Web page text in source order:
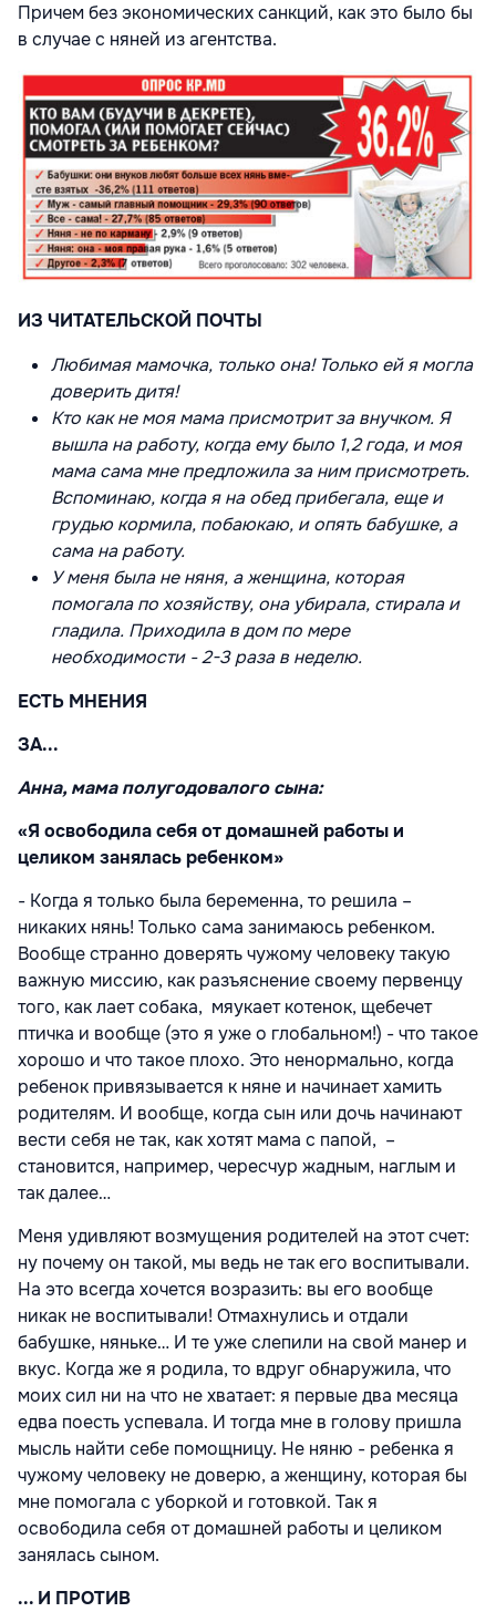
Причем без экономических санкций, как это было бы
в случае с няней из агентства.
ИЗ ЧИТАТЕЛЬСКОЙ ПОЧТЫ
Любимая мамочка, только она! Только ей я могла
доверить дитя!
Кто как не моя мама присмотрит за внучком. Я
вышла на работу, когда ему было 1,2 года, и моя
мама сама мне предложила за ним присмотреть.
Вспоминаю, когда я на обед прибегала, еще и
грудью кормила, побаюкаю, и опять бабушке, а
сама на работу.
У меня была не няня, а женщина, которая
помогала по хозяйству, она убирала, стирала и
гладила. Приходила в дом по мере
необходимости - 2-3 раза в неделю.
ЕСТЬ МНЕНИЯ
ЗА...
Анна, мама полугодовалого сына:
«Я освободила себя от домашней работы и
целиком занялась ребенком»
- Когда я только была беременна, то решила –
никаких нянь! Только сама занимаюсь ребенком.
Вообще странно доверять чужому человеку такую
важную миссию, как разъяснение своему первенцу
того, как лает собака, мяукает котенок, щебечет
птичка и вообще (это я уже о глобальном!) - что такое
хорошо и что такое плохо. Это ненормально, когда
ребенок привязывается к няне и начинает хамить
родителям. И вообще, когда сын или дочь начинают
вести себя не так, как хотят мама с папой, –
становится, например, чересчур жадным, наглым и
так далее…
Меня удивляют возмущения родителей на этот счет:
ну почему он такой, мы ведь не так его воспитывали.
На это всегда хочется возразить: вы его вообще
никак не воспитывали! Отмахнулись и отдали
бабушке, няньке… И те уже слепили на свой манер и
вкус. Когда же я родила, то вдруг обнаружила, что
моих сил ни на что не хватает: я первые два месяца
едва поесть успевала. И тогда мне в голову пришла
мысль найти себе помощницу. Не няню - ребенка я
чужому человеку не доверю, а женщину, которая бы
мне помогала с уборкой и готовкой. Так я
освободила себя от домашней работы и целиком
занялась сыном.
... И ПРОТИВ